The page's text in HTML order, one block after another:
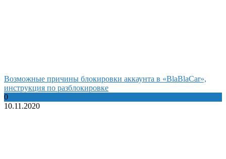
Возможные причины блокировки аккаунта в «BlaBlaCar»,
инструкция по разблокировке
0
10.11.2020